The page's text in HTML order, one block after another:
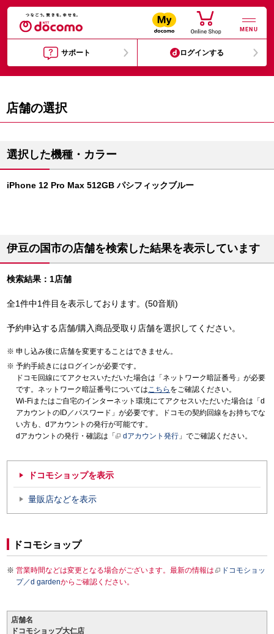
MENU
サポート ログインする
店舗の選択
選択した機種・カラー
iPhone 12 Pro Max 512GB パシフィックブルー
伊豆の国市の店舗を検索した結果を表示しています
検索結果：1店舗
全1件中1件目を表示しております。(50音順)
予約申込する店舗/購入商品受取り店舗を選択してください。
申し込み後に店舗を変更することはできません。
予約手続きにはログインが必要です。
ドコモ回線にてアクセスいただいた場合は「ネットワーク暗証番号」が必要
です。ネットワーク暗証番号についてはこちら をご確認ください。
Wi-Fiまたはご自宅のインターネット環境にてアクセスいただいた場合は「d
アカウントのID／パスワード」が必要です。ドコモの契約回線をお持ちでな
い方も、dアカウントの発行が可能です。
dアカウントの発行・確認は「
dアカウント発行 」でご確認ください。
ドコモショップを表示
量販店などを表示
ドコモショップ
営業時間などは変更となる場合がございます。最新の情報は
ドコモショッ
プ／d gardenからご確認ください。
店舗名
ドコモショップ大仁店